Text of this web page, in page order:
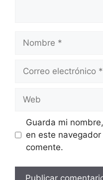
Nombre
Correo
Web
Guarda mi
en este
comente.